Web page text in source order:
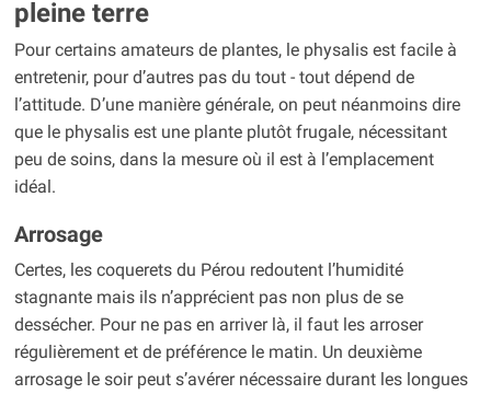
pleine terre
Pour certains amateurs de plantes, le physalis est facile à
entretenir, pour d’autres pas du tout - tout dépend de
l’attitude. D’une manière générale, on peut néanmoins dire
que le physalis est une plante plutôt frugale, nécessitant
peu de soins, dans la mesure où il est à l’emplacement
idéal.
Arrosage
Certes, les coquerets du Pérou redoutent l’humidité
stagnante mais ils n’apprécient pas non plus de se
dessécher. Pour ne pas en arriver là, il faut les arroser
régulièrement et de préférence le matin. Un deuxième
arrosage le soir peut s’avérer nécessaire durant les longues